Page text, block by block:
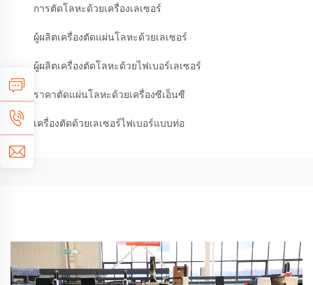
การตัดโลหะด้วยเครื่องเลเซอร์
ผู้ผลิตเครื่องตัดแผ่นโลหะด้วยเลเซอร์
ผู้ผลิตเครื่องตัดโลหะด้วยไฟเบอร์เลเซอร์
ราคาตัดแผ่นโลหะด้วยเครื่องซีเอ็นซี
เครื่องตัดด้วยเลเซอร์ไฟเบอร์แบบท่อ